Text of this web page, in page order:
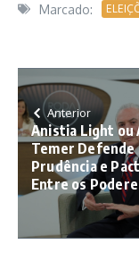
Marcado:
Anterior
Anistia Light ou
Temer Defende
Prudência e
Entre os